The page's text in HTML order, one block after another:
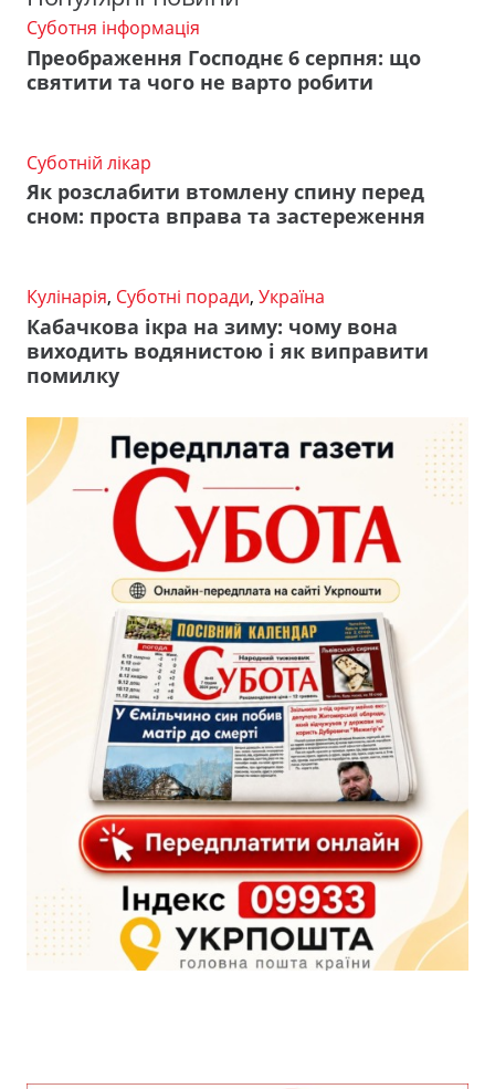
Суботня інформація
Преображення Господнє 6 серпня: що
святити та чого не варто робити
Суботній лікар
Як розслабити втомлену спину перед
сном: проста вправа та застереження
Кулінарія, Суботні поради, Україна
Кабачкова ікра на зиму: чому вона
виходить водянистою і як виправити
помилку